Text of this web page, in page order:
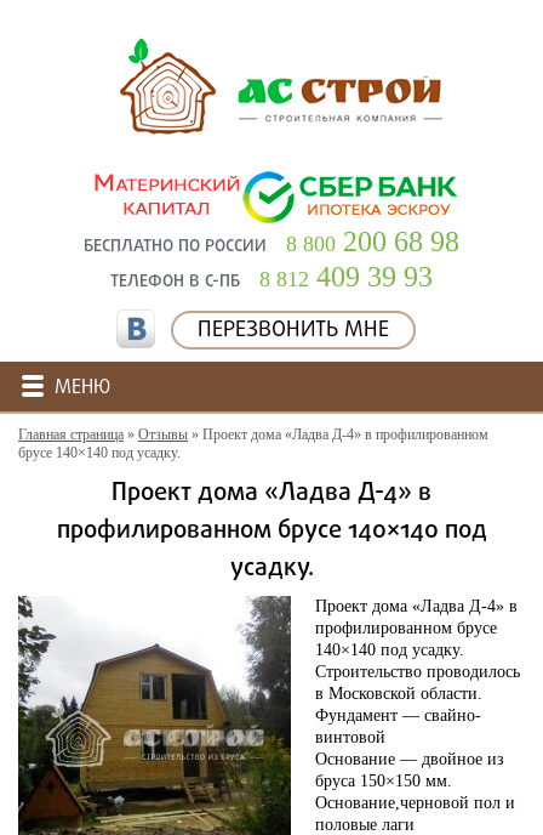
БЕСПЛАТНО ПО РОССИИ 8 800 200 68 98
ТЕЛЕФОН В С-ПБ 8 812 409 39 93
ПЕРЕЗВОНИТЬ МНЕ
МЕНЮ
Главная страница » Отзывы » Проект дома «Ладва Д-4» в профилированном
брусе 140×140 под усадку.
Проект дома «Ладва Д-4» в
профилированном брусе 140×140 под
усадку.
Проект дома «Ладва Д-4» в
профилированном брусе
140×140 под усадку.
Строительство проводилось
в Московской области.
Фундамент — свайно-
винтовой
Основание — двойное из
бруса 150×150 мм.
Основание,черновой пол и
половые лаги